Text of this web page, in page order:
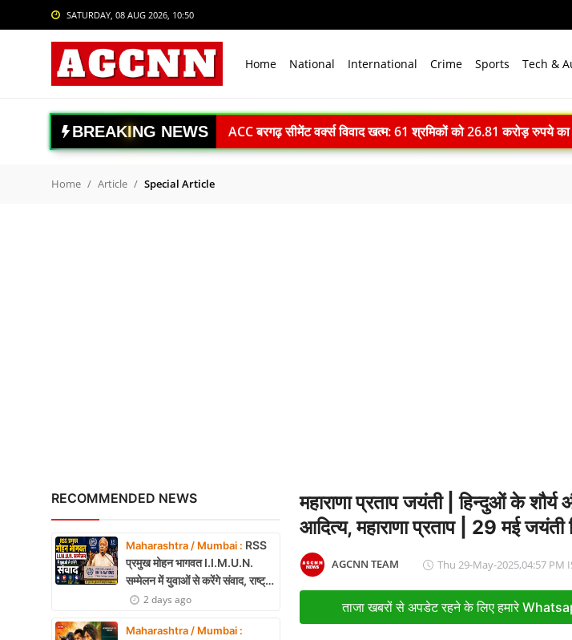
SATURDAY, 08 AUG 2026, 10:50
Home National International Crime Sports Tech &
Login Register
National
International
Business
Relationship
Education
Defence & Security
BREAKING NEWS
ACC बरगढ़ सीमेंट वर्क्स विवाद खत्म: 61 श्रमिकों को 26.81 करोड़ रुपये
ऊर्जा सुरक्षा पर कुमारस्वामी: भारत बनेगा स्वच्छ ऊर्जा तकनीकों का वैश्विक
Home Article Special Article
RECOMMENDED NEWS
Maharashtra / Mumbai : RSS
प्रमुख मोहन भागवत I.I.M.U.N.
सम्मेलन में युवाओं से करेंगे संवाद, राष्ट्र
निर्माण और नेतृत्व पर रखेंगे विचार
2 days ago
Maharashtra / Mumbai :
महाराणा प्रताप जयंती | हिन्दुओं के शौर्य
आदित्य, महाराणा प्रताप | 29 मई जयंती
AGCNN TEAM Thu 29-May-2025,04:57 PM
ताजा खबरों से अपडेट रहने के लिए हमारे